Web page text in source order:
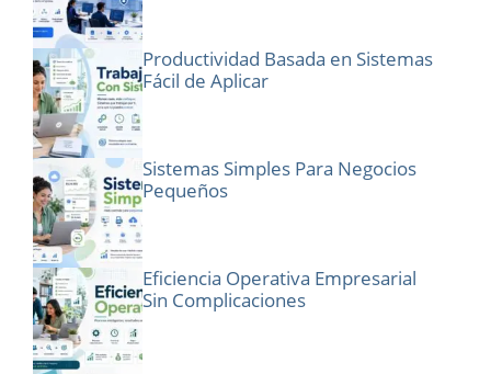
Productividad Basada en Sistemas
Fácil de Aplicar
Sistemas Simples Para Negocios
Pequeños
Eficiencia Operativa Empresarial
Sin Complicaciones